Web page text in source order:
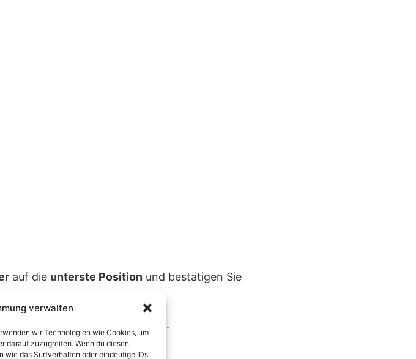
auf die unterste Position und bestätigen Sie
der Benutzerkontensteuerung.
verwalten
wir Technologien wie Cookies, um
darauf zuzugreifen. Wenn du diesen
wie das Surfverhalten oder eindeutige IDs